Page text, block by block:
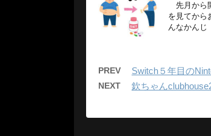
先月から
を見てから
んなかんじ
PREV Switch５年目の
NEXT 欽ちゃん